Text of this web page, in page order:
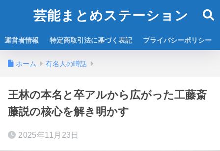
芸能まとめステーション
運営者情報 特定商取引法に基づく表記 プライバシーポリシー
ホーム 有名人の噂話
王林の本名と卒アルから広がった工藤斎
藤説の核心を解き明かす
2025年11月23日